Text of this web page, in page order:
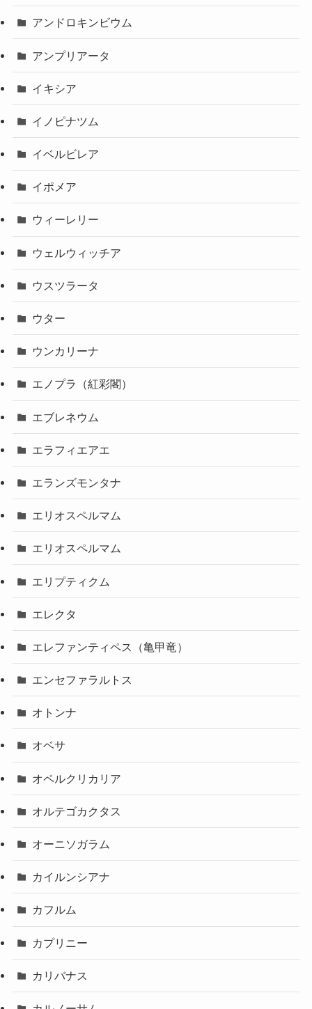
アンドロキンビウム
アンプリアータ
イキシア
イノピナツム
イベルビレア
イポメア
ウィーレリー
ウェルウィッチア
ウスツラータ
ウター
ウンカリーナ
エノプラ（紅彩閣）
エブレネウム
エラフィエアエ
エランズモンタナ
エリオスペルマム
エリオスペルマム
エリプティクム
エレクタ
エレファンティペス（亀甲竜）
エンセファラルトス
オトンナ
オベサ
オペルクリカリア
オルテゴカクタス
オーニソガラム
カイルンシアナ
カフルム
カプリニー
カリバナス